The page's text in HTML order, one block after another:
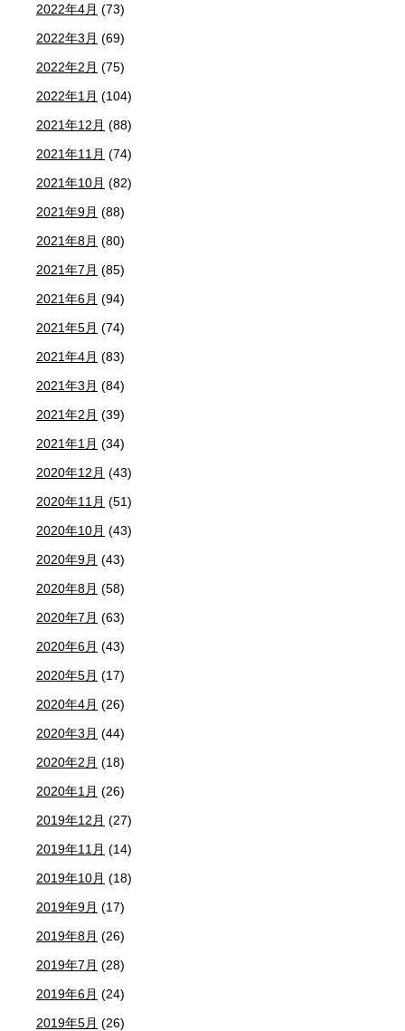
2022年4月 (73)
2022年3月 (69)
2022年2月 (75)
2022年1月 (104)
2021年12月 (88)
2021年11月 (74)
2021年10月 (82)
2021年9月 (88)
2021年8月 (80)
2021年7月 (85)
2021年6月 (94)
2021年5月 (74)
2021年4月 (83)
2021年3月 (84)
2021年2月 (39)
2021年1月 (34)
2020年12月 (43)
2020年11月 (51)
2020年10月 (43)
2020年9月 (43)
2020年8月 (58)
2020年7月 (63)
2020年6月 (43)
2020年5月 (17)
2020年4月 (26)
2020年3月 (44)
2020年2月 (18)
2020年1月 (26)
2019年12月 (27)
2019年11月 (14)
2019年10月 (18)
2019年9月 (17)
2019年8月 (26)
2019年7月 (28)
2019年6月 (24)
2019年5月 (26)